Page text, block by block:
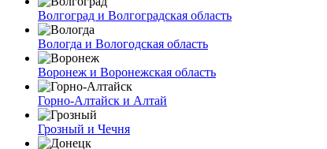
Волгоград и Волгоградская область
Вологда и Вологодская область
Воронеж и Воронежская область
Горно-Алтайск и Алтай
Грозный и Чечня